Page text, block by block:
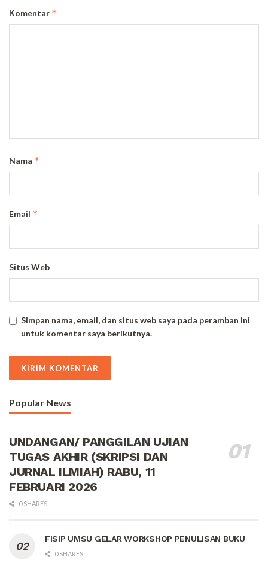
Komentar *
Nama *
Email *
Situs Web
Simpan nama, email, dan situs web saya pada peramban ini
untuk komentar saya berikutnya.
Popular News
UNDANGAN/ PANGGILAN UJIAN
TUGAS AKHIR (SKRIPSI DAN
JURNAL ILMIAH) RABU, 11
FEBRUARI 2026
0 SHARES
FISIP UMSU GELAR WORKSHOP PENULISAN BUKU
0 SHARES